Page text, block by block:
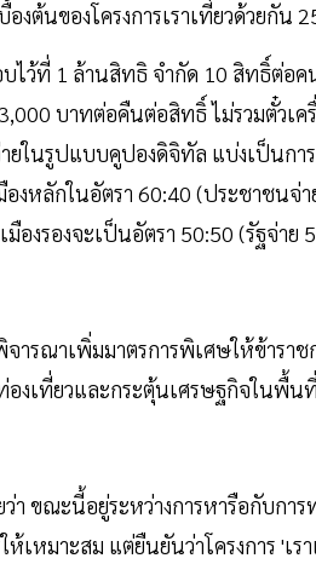
องต้นของโครงการเราเที่ยวด้วยกัน
บไว้ที่ 1 ล้านสิทธิ จำกัด 10 สิทธิ์ต่อค
บาทต่อคืนต่อสิทธิ์ ไม่รวมตั๋วเค
ายในรูปแบบคูปองดิจิทัล แบ่งเป็นก
องหลักในอัตรา 60:40 (ประชาชนจ่
มืองรองจะเป็นอัตรา 50:50 (รัฐจ่า
จารณาเพิ่มมาตรการพิเศษให้ข้ารา
งเที่ยวและกระตุ้นเศรษฐกิจในพื้นที่
ว่า ขณะนี้อยู่ระหว่างการหารือกับก
ให้เหมาะสม แต่ยืนยันว่าโครงการ '